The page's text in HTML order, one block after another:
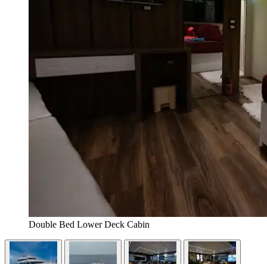
Double Bed Lower Deck Cabin